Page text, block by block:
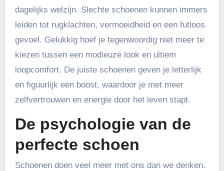
dagelijks welzijn. Slechte schoenen kunnen immers
leiden tot rugklachten, vermoeidheid en een futloos
gevoel. Gelukkig hoef je tegenwoordig niet meer te
kiezen tussen een modieuze look en ultiem
loopcomfort. De juiste schoenen geven je letterlijk
en figuurlijk een boost, waardoor je met meer
zelfvertrouwen en energie door het leven stapt.
De psychologie van de
perfecte schoen
Schoenen doen veel meer met ons dan we denken.